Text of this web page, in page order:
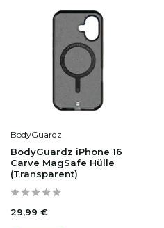
BodyGuardz
BodyGuardz iPhone 16
Carve MagSafe Hülle
(Transparent)
29,99 €